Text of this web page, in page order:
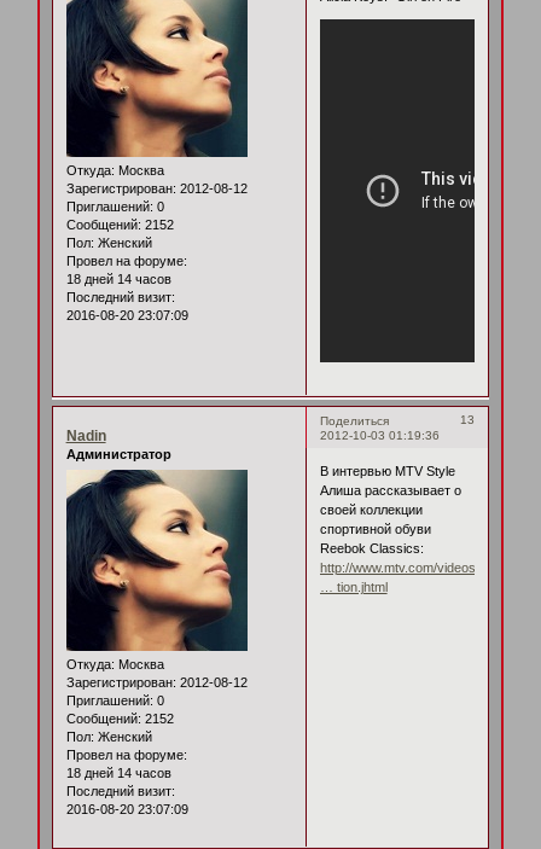
Откуда: Москва
Зарегистрирован: 2012-08-12
Приглашений: 0
Сообщений: 2152
Пол: Женский
Провел на форуме:
18 дней 14 часов
Последний визит:
2016-08-20 23:07:09
Поделиться
13
2012-10-03 01:19:36
Nadin
Администратор
Откуда: Москва
Зарегистрирован: 2012-08-12
Приглашений: 0
Сообщений: 2152
Пол: Женский
Провел на форуме:
18 дней 14 часов
Последний визит:
2016-08-20 23:07:09
В интервью MTV Style
Алиша рассказывает о
своей коллекции
спортивной обуви
Reebok Classics:
http://www.mtv.com/videos/interview/
… tion.jhtml